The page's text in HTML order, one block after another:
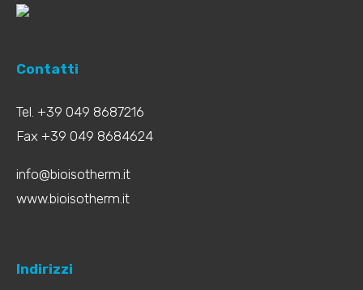
Contatti
Tel. +39 049 8687216
Fax +39 049 8684624
info@bioisotherm.it
www.bioisotherm.it
Indirizzi